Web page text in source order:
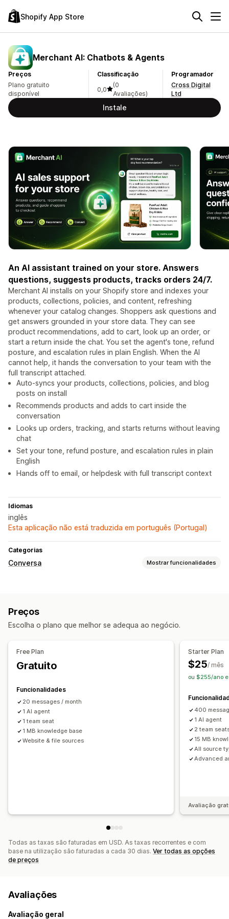
Shopify App Store
Merchant AI: Chatbots & Agents
Preços
Plano gratuito
disponível
Classificação
0,0
(0
Avaliações)
Programador
Cross Digital
Ltd
Instale
An AI assistant trained on your store. Answers
questions, suggests products, tracks orders 24/7.
Merchant AI installs on your Shopify store and indexes your
products, collections, policies, and content, refreshing
whenever your catalog changes. Shoppers ask questions and
get answers grounded in your store data. They can see
product recommendations, add to cart, look up an order, or
start a return inside the chat. You set the agent's tone, refund
posture, and escalation rules in plain English. When the AI
cannot help, it hands the conversation to your team with the
full transcript attached.
Auto-syncs your products, collections, policies, and blog
posts on install
Recommends products and adds to cart inside the
conversation
Looks up orders, tracking, and starts returns without leaving
chat
Set your tone, refund posture, and escalation rules in plain
English
Hands off to email, or helpdesk with full transcript context
Idiomas
inglês
Esta aplicação não está traduzida em português (Portugal)
Categorias
Conversa Mostrar funcionalidades
Rastreio do comportamento
Informações sobre os clientes
Atualizações de encomendas
Venda superior
Personalização
Janela de conversa Mensagens de boas-vindas
Botões de conversa
Avatar de agente
Preços
Escolha o plano que melhor se adequa ao negócio.
Free Plan
Gratuito
Funcionalidades
20 messages / month
1 AI agent
1 team seat
1 MB knowledge base
Website & file sources
Starter Plan
$25/ mês
ou $255/ano e
400
1 AI agent
2 team
15 MB
All source
Advanced
Avaliação
Todas as taxas são faturadas em USD. As taxas recorrentes e com
base na utilização são faturadas a cada 30 dias. Ver todas as opções
de preços
Avaliações
Avaliação geral